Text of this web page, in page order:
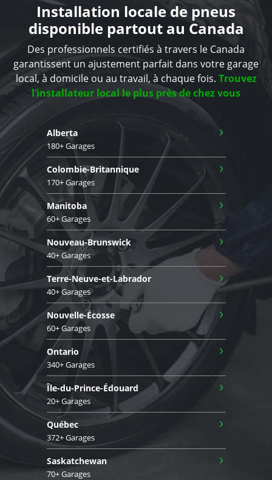
Installation locale de pneus
disponible partout au Canada
Des professionnels certifiés à travers le Canada
garantissent un ajustement parfait dans votre garage
local, à domicile ou au travail, à chaque fois. Trouvez
l’installateur local le plus près de chez vous
Alberta
180+ Garages
›
Colombie-Britannique
170+ Garages
›
Manitoba
60+ Garages
›
Nouveau-Brunswick
40+ Garages
›
Terre-Neuve-et-Labrador
40+ Garages
›
Nouvelle-Écosse
60+ Garages
›
Ontario
340+ Garages
›
Île-du-Prince-Édouard
20+ Garages
›
Québec
372+ Garages
›
Saskatchewan
70+ Garages
›